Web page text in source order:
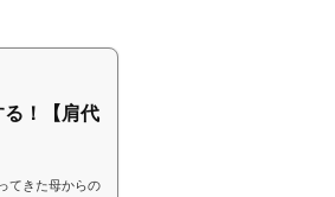
！【肩代
てきた母からの